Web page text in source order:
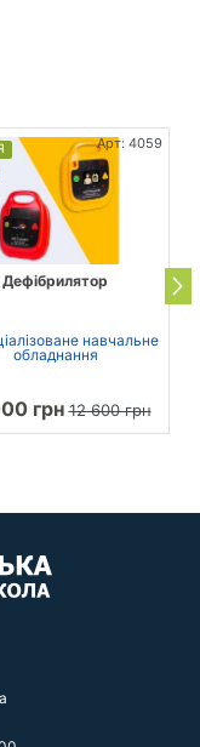
Арт: 4059
Дефібрилятор
навчальне
обладнання
грн12 600 грн